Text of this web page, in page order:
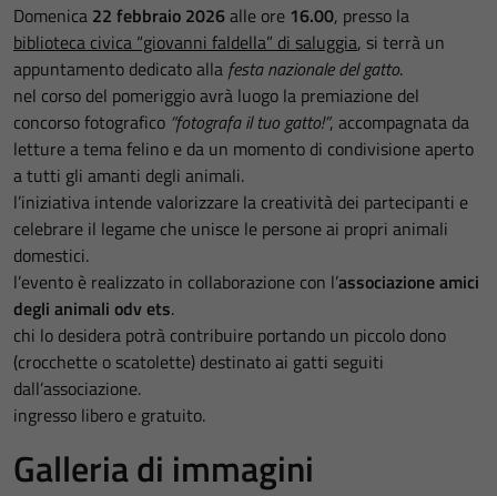
Domenica 22 febbraio 2026alle ore 16.00, presso la
biblioteca civica “giovanni faldella” di saluggia, si terrà un
appuntamento dedicato alla festa nazionale del gatto.
nel corso del pomeriggio avrà luogo la premiazione del
concorso fotografico “fotografa il tuo gatto!”, accompagnata da
letture a tema felino e da un momento di condivisione aperto
a tutti gli amanti degli animali.
l’iniziativa intende valorizzare la creatività dei partecipanti e
celebrare il legame che unisce le persone ai propri animali
domestici.
l’evento è realizzato in collaborazione con l’associazione amici
degli animali odv ets.
chi lo desidera potrà contribuire portando un piccolo dono
(crocchette o scatolette) destinato ai gatti seguiti
dall’associazione.
ingresso libero e gratuito.
Galleria di immagini